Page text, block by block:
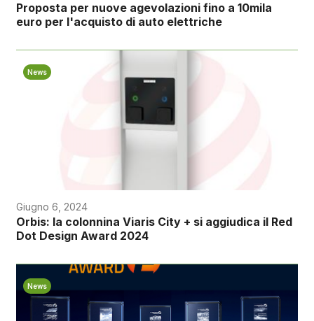
Proposta per nuove agevolazioni fino a 10mila
euro per l'acquisto di auto elettriche
News
Giugno 6, 2024
Orbis: la colonnina Viaris City + si aggiudica il Red
Dot Design Award 2024
News